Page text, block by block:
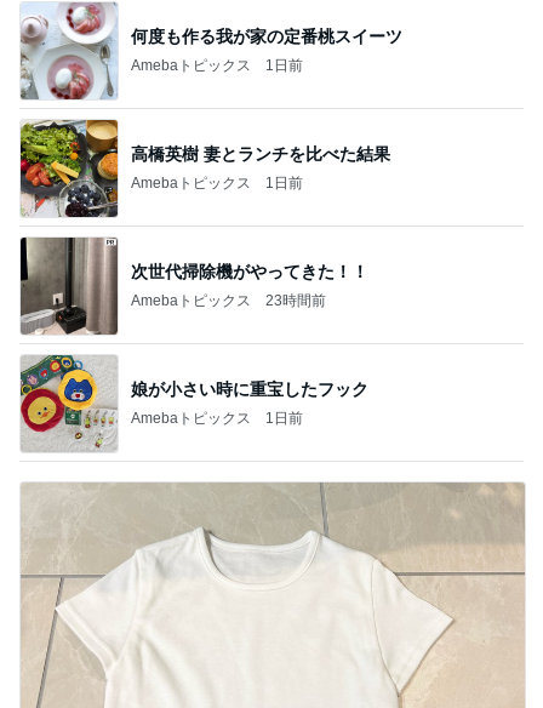
何度も作る我が家の定番桃スイーツ
Amebaトピックス 1日前
高橋英樹 妻とランチを比べた結果
Amebaトピックス 1日前
次世代掃除機がやってきた！！
Amebaトピックス 23時間前
娘が小さい時に重宝したフック
Amebaトピックス 1日前